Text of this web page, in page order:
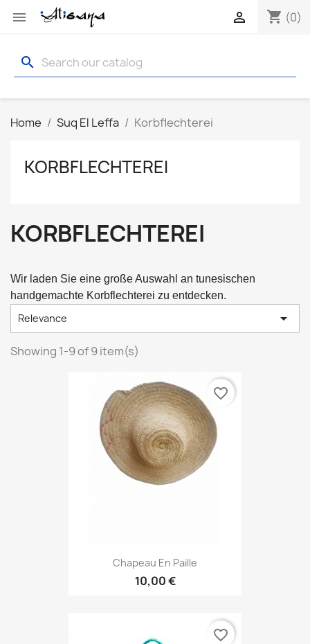
 shopping_cart (0)

search
Home Suq El Leffa Korbflechterei
KORBFLECHTEREI
KORBFLECHTEREI
Wir laden Sie eine große Auswahl an tunesischen
handgemachte Korbflechterei zu entdecken.
Relevance 
Showing 1-9 of 9 item(s)
Chapeau En Paille
10,00 €
favorite_border
favorite_border